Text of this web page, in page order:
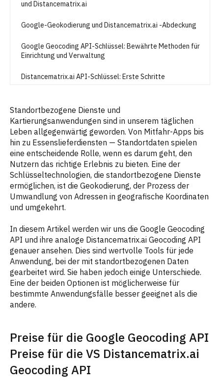
und Distancematrix.ai
Google-Geokodierung und Distancematrix.ai -Abdeckung
Google Geocoding API-Schlüssel: Bewährte Methoden für
Einrichtung und Verwaltung
Distancematrix.ai API-Schlüssel: Erste Schritte
Geo-API von Distancematrix.ai
Wählen Sie Smarter Geocoding für Ihr nächstes Projekt
Standortbezogene Dienste und
Kartierungsanwendungen sind in unserem täglichen
Leben allgegenwärtig geworden. Von Mitfahr-Apps bis
hin zu Essenslieferdiensten — Standortdaten spielen
eine entscheidende Rolle, wenn es darum geht, den
Nutzern das richtige Erlebnis zu bieten. Eine der
Schlüsseltechnologien, die standortbezogene Dienste
ermöglichen, ist die Geokodierung, der Prozess der
Umwandlung von Adressen in geografische Koordinaten
und umgekehrt.
In diesem Artikel werden wir uns die Google Geocoding
API und ihre analoge Distancematrix.ai Geocoding API
genauer ansehen. Dies sind wertvolle Tools für jede
Anwendung, bei der mit standortbezogenen Daten
gearbeitet wird. Sie haben jedoch einige Unterschiede.
Eine der beiden Optionen ist möglicherweise für
bestimmte Anwendungsfälle besser geeignet als die
andere.
Preise für die Google Geocoding API
Preise für die VS Distancematrix.ai
Geocoding API